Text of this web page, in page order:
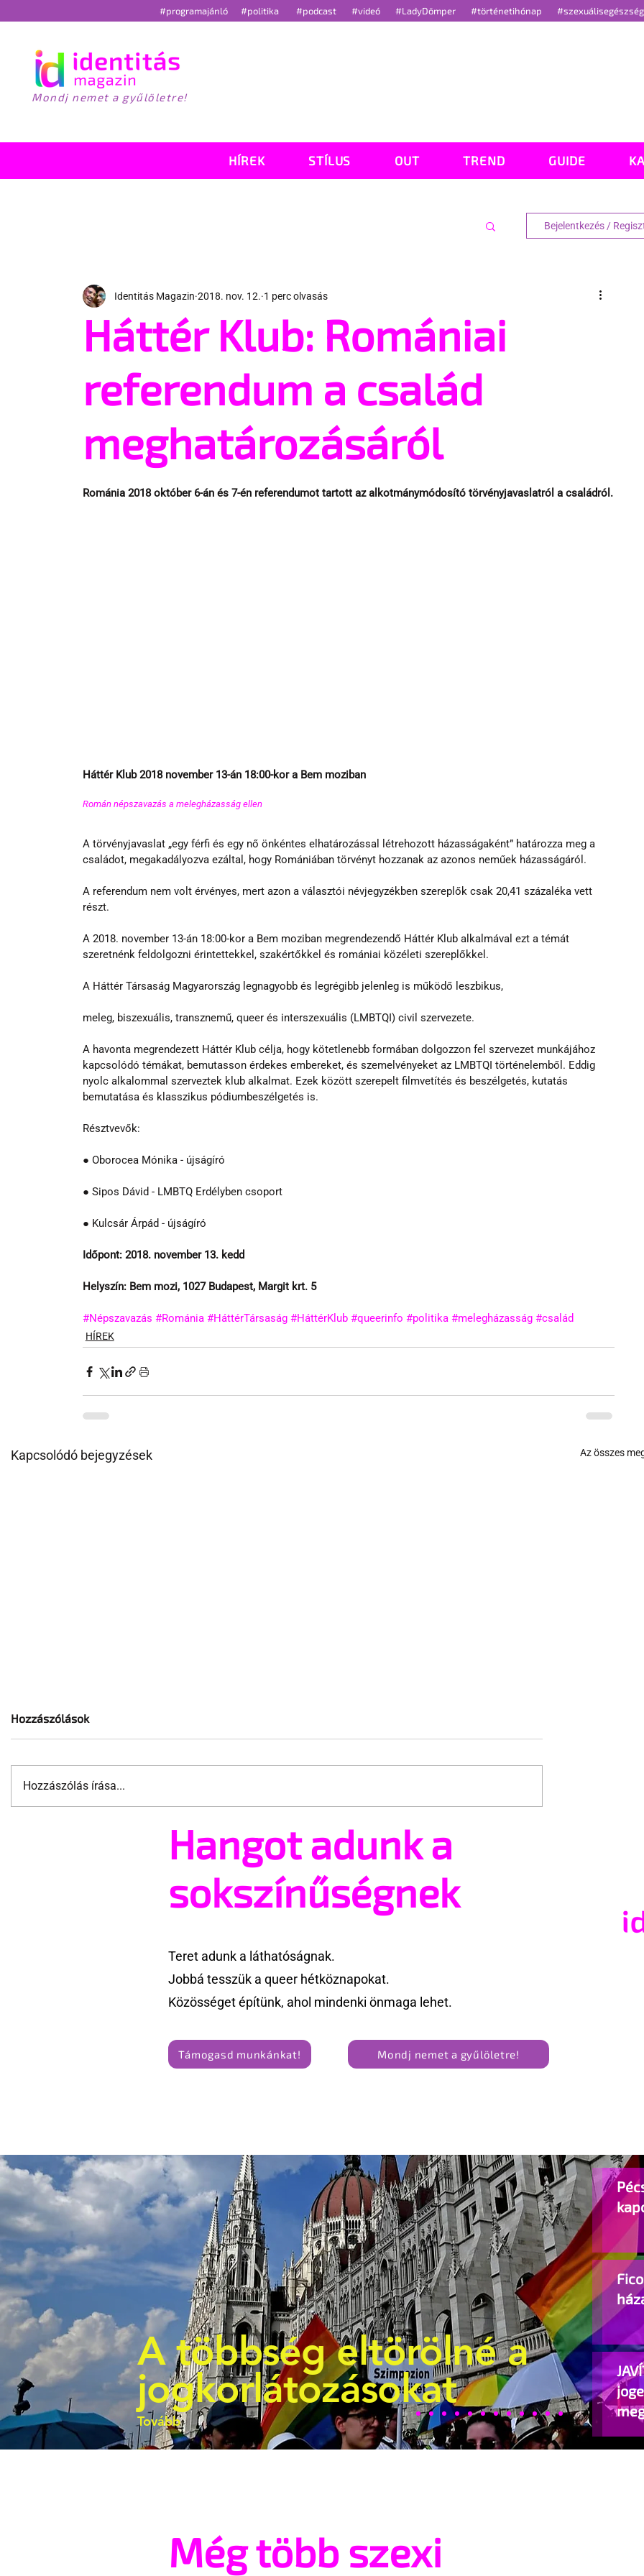
#programajánló #politika #podcast #videó #LadyDömper #történetihónap
Mondj nemet a gyűlöletre!
HÍREK STÍLUS OUT TREND GUIDE
Bejelentkezés /
Háttér Klub: Romániai
referendum a család
meghatározásáról
Identitás Magazin 2018. nov. 12. 1 perc olvasás
Románia 2018 október 6-án és 7-én referendumot tartott az alkotmánymódosító törvényjavaslatról a családról.
Háttér Klub 2018 november 13-án 18:00-kor a Bem moziban
Román népszavazás a melegházasság ellen
A törvényjavaslat „egy férfi és egy nő önkéntes elhatározással létrehozott házasságaként” határozza meg a
családot, megakadályozva ezáltal, hogy Romániában törvényt hozzanak az azonos neműek házasságáról.
A referendum nem volt érvényes, mert azon a választói névjegyzékben szereplők csak 20,41 százaléka vett
részt.
A 2018. november 13-án 18:00-kor a Bem moziban megrendezendő Háttér Klub alkalmával ezt a témát
szeretnénk feldolgozni érintettekkel, szakértőkkel és romániai közéleti szereplőkkel.
A Háttér Társaság Magyarország legnagyobb és legrégibb jelenleg is működő leszbikus,
meleg, biszexuális, transznemű, queer és interszexuális (LMBTQI) civil szervezete.
A havonta megrendezett Háttér Klub célja, hogy kötetlenebb formában dolgozzon fel szervezet munkájához
kapcsolódó témákat, bemutasson érdekes embereket, és szemelvényeket az LMBTQI történelemből. Eddig
nyolc alkalommal szerveztek klub alkalmat. Ezek között szerepelt filmvetítés és beszélgetés, kutatás
bemutatása és klasszikus pódiumbeszélgetés is.
Résztvevők:
● Oborocea Mónika - újságíró
● Sipos Dávid - LMBTQ Erdélyben csoport
● Kulcsár Árpád - újságíró
Időpont: 2018. november 13. kedd
Helyszín: Bem mozi, 1027 Budapest, Margit krt. 5
#Népszavazás #Románia #HáttérTársaság #HáttérKlub #queerinfo #politika #melegházasság #család
HÍREK
Kapcsolódó bejegyzések Az összes
A mellrákszűrésről senki sem
beszél a mellkasi műtétek
Támogathatsz és ajánlhatsz:
Te is részt vehetsz a Pécs
Pride megvalósításában
Hozzászólások
Hozzászólás írása...
Hangot adunk a
sokszínűségnek
Teret adunk a láthatóságnak.
Jobbá tesszük a queer hétköznapokat.
Közösséget építünk, ahol mindenki önmaga lehet.
Támogasd munkánkat! Mondj nemet a gyűlöletre!
A többség eltörölné a
jogkorlátozásokat
Tovább
Még több szexi